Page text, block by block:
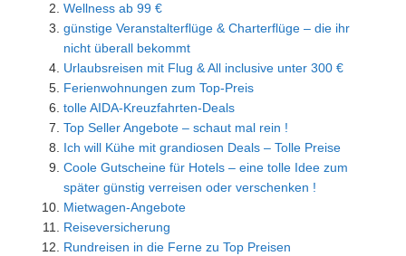
Wellness ab 99 €
günstige Veranstalterflüge & Charterflüge – die ihr
nicht überall bekommt
Urlaubsreisen mit Flug & All inclusive unter 300 €
Ferienwohnungen zum Top-Preis
tolle AIDA-Kreuzfahrten-Deals
Top Seller Angebote – schaut mal rein !
Ich will Kühe mit grandiosen Deals – Tolle Preise
Coole Gutscheine für Hotels – eine tolle Idee zum
später günstig verreisen oder verschenken !
Mietwagen-Angebote
Reiseversicherung
Rundreisen in die Ferne zu Top Preisen